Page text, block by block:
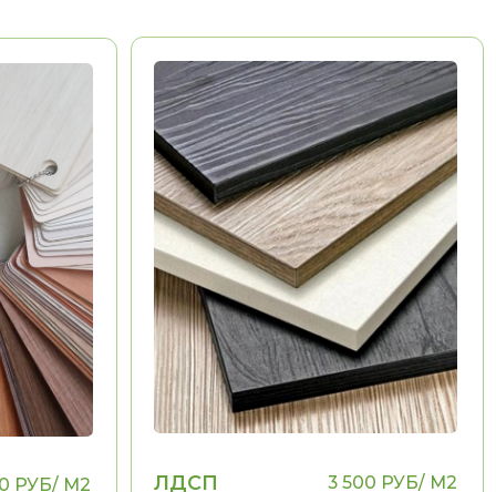
3 500 РУБ/ М2
Эстетика
Воможность выполнения
рамок, фигурных
элементов
НЕТ
Долговечность